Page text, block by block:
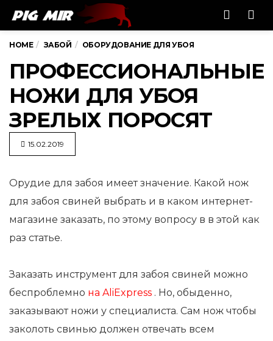
HOME ЗАБОЙ ОБОРУДОВАНИЕ ДЛЯ УБОЯ
ПРОФЕССИОНАЛЬНЫЕ
НОЖИ ДЛЯ УБОЯ
ЗРЕЛЫХ ПОРОСЯТ
15.02.2019
Орудие для забоя имеет значение. Какой нож
для забоя свиней выбрать и в каком интернет-
магазине заказать, по этому вопросу в в этой как
раз статье.
Заказать инструмент для забоя свиней можно
беспроблемно на AliExpress . Но, обыденно,
заказывают ножи у специалиста. Сам нож чтобы
заколоть свинью должен отвечать всем